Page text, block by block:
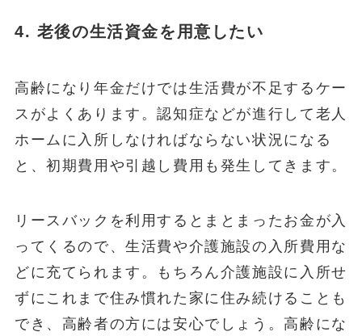
4. 老後の生活資金を用意したい
高齢になり年金だけでは生活費が不足するケー
スがよくあります。認知症などが進行して老人
ホームに入所しなければならない状況になる
と、初期費用や引越し費用も発生してきます。
リースバックを利用するとまとまったお金が入
ってくるので、生活費や介護施設の入所費用な
どに充てられます。もちろん介護施設に入所せ
ずにこれまで住み慣れた家に住み続けることも
でき、高齢者の方には安心でしょう。高齢にな